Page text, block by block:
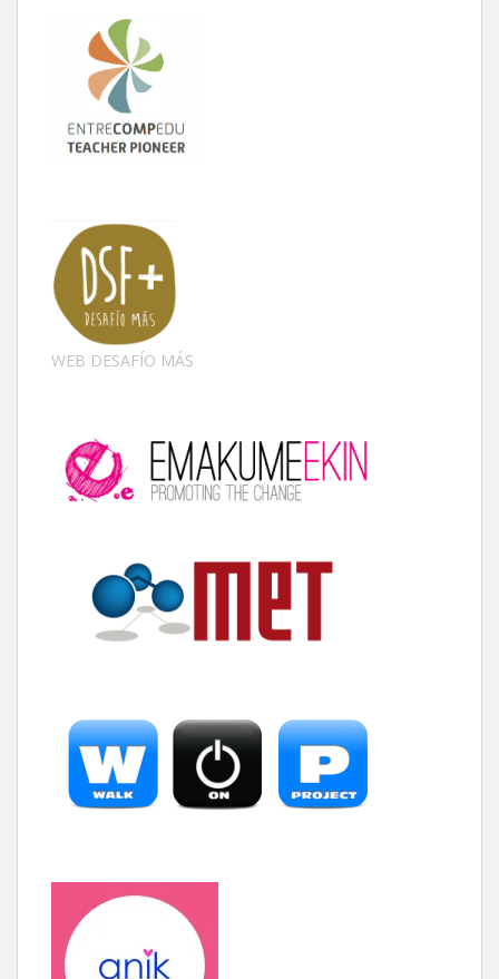
WEB DESAFÍO MÁS